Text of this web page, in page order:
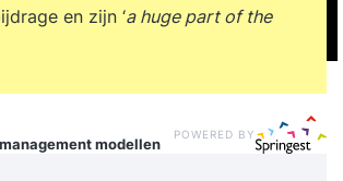
en zijn ‘a huge part of the
management modellen
POWERED BY